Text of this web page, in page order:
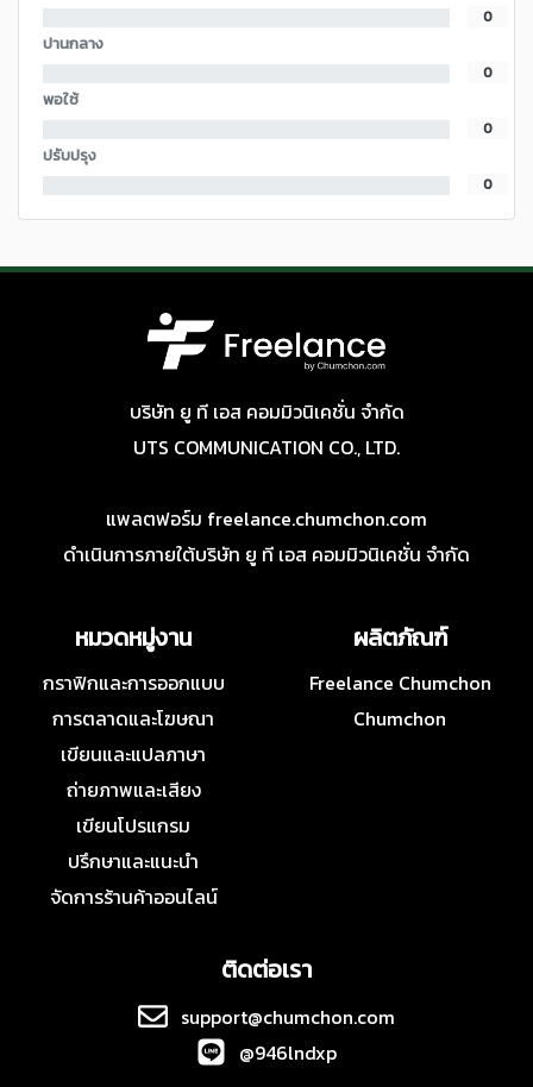
0
ปานกลาง
0
พอใช้
0
ปรับปรุง
0
บริษัท ยู ที เอส คอมมิวนิเคชั่น จำกัด
UTS COMMUNICATION CO., LTD.
แพลตฟอร์ม freelance.chumchon.com
ดำเนินการภายใต้บริษัท ยู ที เอส คอมมิวนิเคชั่น จำกัด
หมวดหมู่งาน
กราฟิกและการออกแบบ
การตลาดและโฆษณา
เขียนและแปลภาษา
ถ่ายภาพและเสียง
เขียนโปรแกรม
ปรึกษาและแนะนำ
จัดการร้านค้าออนไลน์
ผลิตภัณฑ์
Freelance Chumchon
Chumchon
ติดต่อเรา
support@chumchon.com
@946lndxp